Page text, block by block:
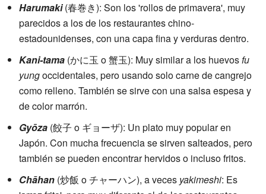
Harumaki(春巻き): Son los 'rollos de primavera', muy
parecidos a los de los restaurantes chino-
estadounidenses, con una capa fina y verduras dentro.
Kani-tama (かに玉 o 蟹玉): Muy similar a los huevosfu
yungoccidentales, pero usando solo carne de cangrejo
como relleno. También se sirve con una salsa espesa y
de color marrón.
Gyōza (餃子 o ギョーザ): Un plato muy popular en
Japón. Con mucha frecuencia se sirven salteados, pero
también se pueden encontrar hervidos o incluso fritos.
Chāhan (炒飯 o チャーハン), a veces yakimeshi: Es